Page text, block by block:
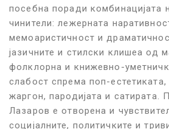
посебна поради комбинацијата
чинители: лежерната
мемоаристичност и
јазичните и стилски клишеа од
фолклорна и книжевно-
слабост спрема поп-
жаргон, пародијата и сатирата.
Лазаров е отворена и
социјалните, политичките и